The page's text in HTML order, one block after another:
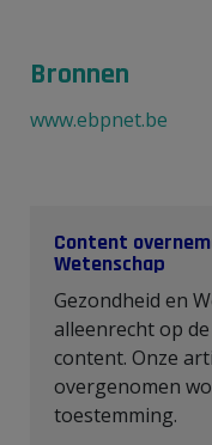
Bronnen
www.ebpnet.be
Content
Wetenschap
Gezondheid en
alleenrecht op
content. Onze
overgenomen
toestemming.